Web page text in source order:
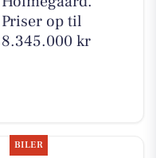
Priser op til
8.345.000 kr
BILER